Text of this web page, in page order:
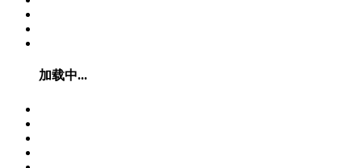
加载中...